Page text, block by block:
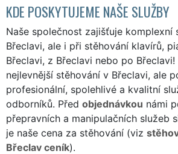
KDE POSKYTUJEME NAŠE SLUŽBY
Naše společnost zajišťuje komplexní
Břeclavi, ale i při stěhování klavírů,
Břeclavi, z Břeclavi nebo po
nejlevnější stěhování v Břeclavi, ale
profesionální, spolehlivé a kvalitní
odborníků. Před objednávkou námi
přepravních a manipulačních služeb
je naše cena za stěhování (viz
Břeclav ceník).